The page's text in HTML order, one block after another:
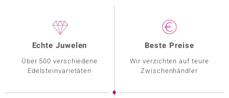
Echte Juwelen
Über 500 verschiedene
Edelsteinvarietäten
Beste Preise
Wir verzichten auf teure
Zwischenhändler